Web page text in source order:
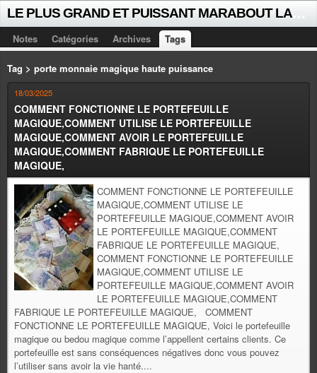
L
E PLUS GRAND ET PUISSANT MARABOUT LALAYE SORCIER VOYANT CELEBRE D'AFRIQUE INTERNATIONAL +229 +229 51021018
Notes Catégories Archives Tags
Tag > porte monnaie magique haute puissance
18/03/2025
COMMENT FONCTIONNE LE PORTEFEUILLE
MAGIQUE,COMMENT UTILISE LE PORTEFEUILLE
MAGIQUE,COMMENT AVOIR LE PORTEFEUILLE
MAGIQUE,COMMENT FABRIQUE LE PORTEFEUILLE
MAGIQUE,
COMMENT FONCTIONNE LE PORTEFEUILLE
MAGIQUE,COMMENT UTILISE LE
PORTEFEUILLE MAGIQUE,COMMENT AVOIR
LE PORTEFEUILLE MAGIQUE,COMMENT
FABRIQUE LE PORTEFEUILLE MAGIQUE,
COMMENT FONCTIONNE LE PORTEFEUILLE
MAGIQUE,COMMENT UTILISE LE
PORTEFEUILLE MAGIQUE,COMMENT AVOIR
LE PORTEFEUILLE MAGIQUE,COMMENT
FABRIQUE LE PORTEFEUILLE MAGIQUE, COMMENT
FONCTIONNE LE PORTEFEUILLE MAGIQUE, Voici le portefeuille
magique ou bedou magique comme l’appellent certains clients. Ce
portefeuille est sans conséquences négatives donc vous pouvez
l’utiliser sans avoir la vie hanté....